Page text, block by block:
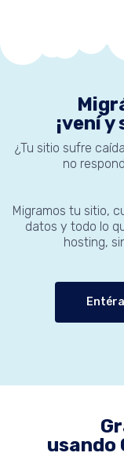
¡vení
¿Tu sitio sufre
no
Migramos tu sitio,
datos y todo lo
hosting,
usando